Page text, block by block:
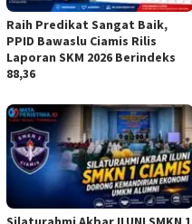
Raih Predikat Sangat Baik,
PPID Bawaslu Ciamis Rilis
Laporan SKM 2026 Berindeks
88,36